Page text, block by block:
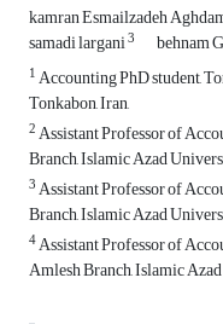
kamran Esmailzadeh
samadi largani3 behnam
1Accounting PhD student,
Tonkabon, Iran,
2Assistant Professor of
Branch, Islamic Azad
3Assistant Professor of
Branch, Islamic Azad
4Assistant Professor of
Amlesh Branch, Islamic